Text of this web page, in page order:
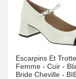
Escarpins Et
Femme - Cuir -
Bride Cheville -